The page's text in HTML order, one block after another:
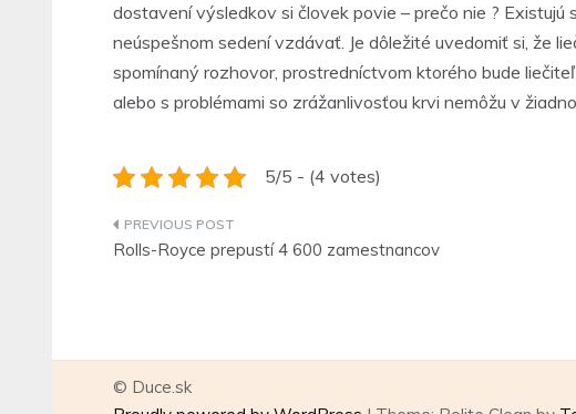
dostavení výsledkov si človek povie – prečo nie ?
neúspešnom sedení vzdávať. Je dôležité uvedomiť si, že
spomínaný rozhovor, prostredníctvom ktorého bude
alebo s problémami so zrážanlivosťou krvi nemôžu v
5/5 - (4 votes)
Navigace
Rolls-Royce prepustí 4 600 zamestnancov
© Duce.sk